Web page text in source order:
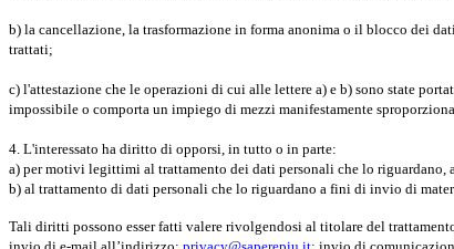
b) la cancellazione, la trasformazione in forma anonima o il blocco dei
trattati;
c) l'attestazione che le operazioni di cui alle lettere a) e b) sono state
impossibile o comporta un impiego di mezzi manifestamente
4. L'interessato ha diritto di opporsi, in tutto o in parte:
a) per motivi legittimi al trattamento dei dati personali che lo riguardano,
b) al trattamento di dati personali che lo riguardano a fini di invio di
Tali diritti possono esser fatti valere rivolgendosi al titolare del